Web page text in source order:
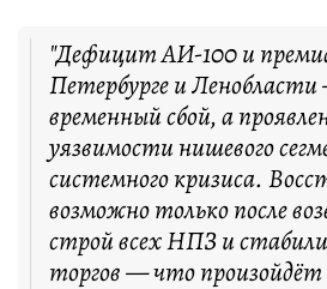
"Дефицит АИ-100 и
Петербурге и
временный сбой, а
уязвимости нишевого
системного кризиса.
возможно только после
строй всех НПЗ и
торгов — что произойдёт